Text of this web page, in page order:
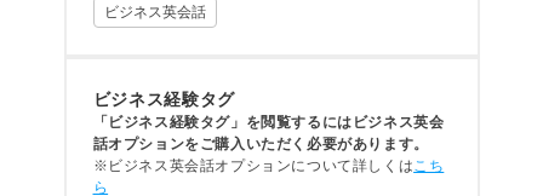
ビジネス英会話
ビジネス経験タグ
「ビジネス経験タグ」を閲覧するにはビジネス英会
話オプションをご購入いただく必要があります。
※ビジネス英会話オプションについて詳しくはこち
ら